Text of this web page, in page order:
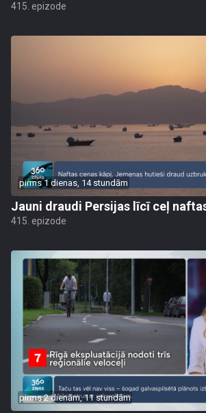
415. epizode
pirms 1 dienas, 14 stundām
Jauni draudi Persijas līcī ceļ
415. epizode
pirms 2 dienām, 11 stundām